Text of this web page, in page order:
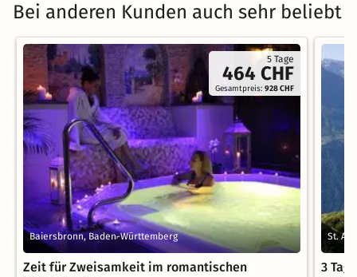
Bei anderen Kunden auch sehr beliebt
5 Tage
464 CHF
Gesamtpreis:928 CHF
Baiersbronn, Baden-Württemberg
Zeit für Zweisamkeit im romantischen
St.
3